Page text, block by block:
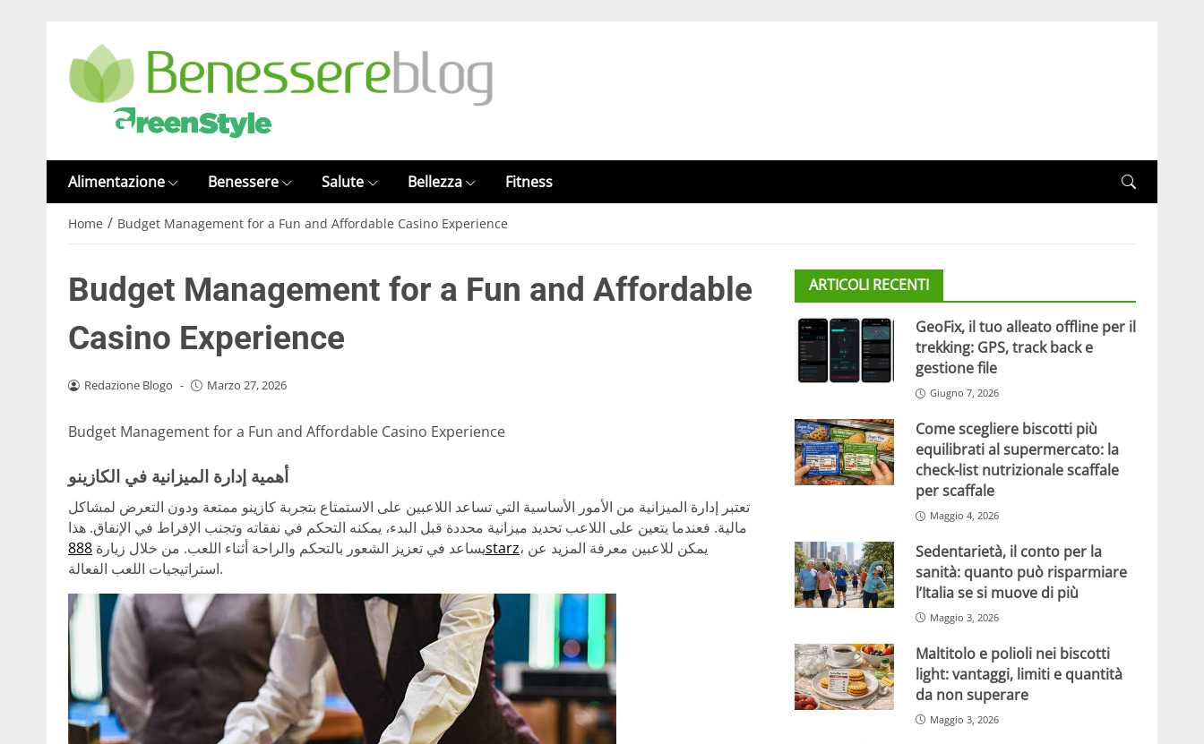
Alimentazione Benessere Salute Bellezza Fitness
Home / Budget Management for a Fun and Affordable Casino Experience
Budget Management for a Fun and Affordable
Casino Experience
Redazione Blogo - Marzo 27, 2026
Budget Management for a Fun and Affordable Casino Experience
أهمية إدارة الميزانية في الكازينو
تعتبر إدارة الميزانية من الأمور الأساسية التي تساعد اللاعبين على الاستمتاع بتجربة كازينو ممتعة ودون التعرض لمشاكل
مالية. فعندما يتعين على اللاعب تحديد ميزانية محددة قبل البدء، يمكنه التحكم في نفقاته وتجنب الإفراط في الإنفاق. هذا
يساعد في تعزيز الشعور بالتحكم والراحة أثناء اللعب. من خلال زيارة888starz، يمكن للاعبين معرفة المزيد عن
استراتيجيات اللعب الفعالة.
ARTICOLI RECENTI
GeoFix, il tuo alleato offline per il
trekking: GPS, track back e
gestione file
Giugno 7, 2026
Come scegliere biscotti più
equilibrati al supermercato: la
check-list nutrizionale scaffale
per scaffale
Maggio 4, 2026
Sedentarietà, il conto per la
sanità: quanto può risparmiare
l’Italia se si muove di più
Maggio 3, 2026
Maltitolo e polioli nei biscotti
light: vantaggi, limiti e quantità
da non superare
Maggio 3, 2026